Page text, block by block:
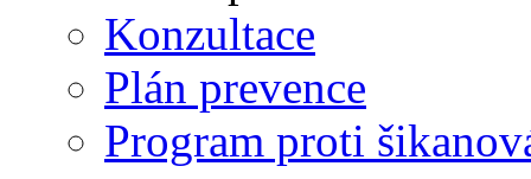
Konzultace
Plán prevence
Program proti